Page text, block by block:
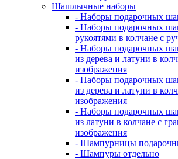
Шашлычные наборы
- Наборы подарочных
- Наборы подарочных
рукоятями в колчане с
- Наборы подарочных
из дерева и латуни в
изображения
- Наборы подарочных
из дерева и латуни в
изображения
- Наборы подарочных
из латуни в колчане с
изображения
- Шампурницы
- Шампуры отдельно